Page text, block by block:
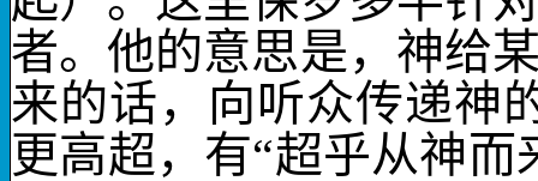
者。他的意思是，神给
来的话，向听众传递神
更高超，有“超乎从神而